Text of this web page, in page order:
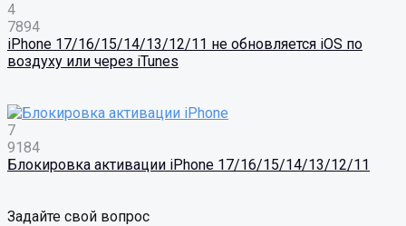
4
7894
iPhone 17/16/15/14/13/12/11 не обновляется iOS по
воздуху или через iTunes
7
9184
Блокировка активации iPhone 17/16/15/14/13/12/11
Задайте свой вопрос